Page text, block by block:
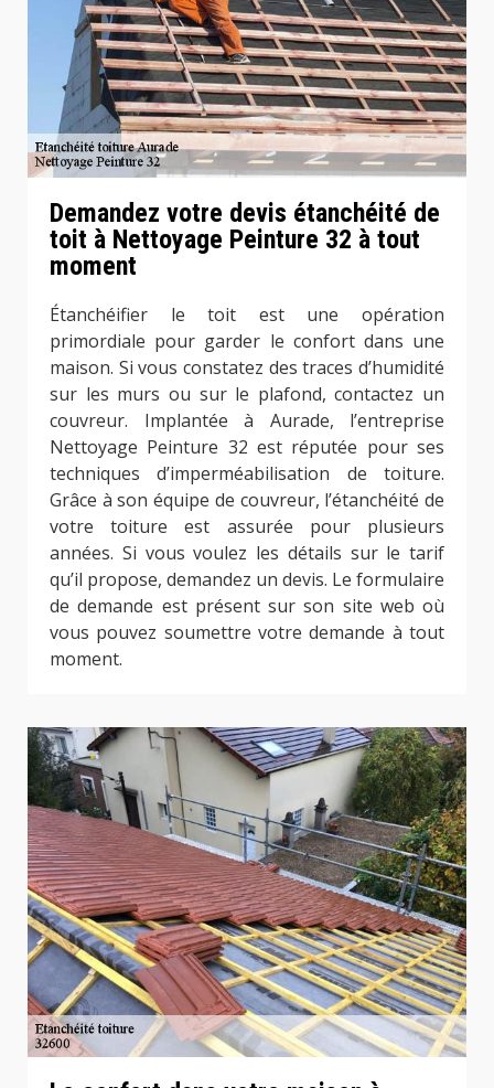
Demandez votre devis étanchéité de
toit à Nettoyage Peinture 32 à tout
moment
Étanchéifier le toit est une opération
primordiale pour garder le confort dans une
maison. Si vous constatez des traces d’humidité
sur les murs ou sur le plafond, contactez un
couvreur. Implantée à Aurade, l’entreprise
Nettoyage Peinture 32 est réputée pour ses
techniques d’imperméabilisation de toiture.
Grâce à son équipe de couvreur, l’étanchéité de
votre toiture est assurée pour plusieurs
années. Si vous voulez les détails sur le tarif
qu’il propose, demandez un devis. Le formulaire
de demande est présent sur son site web où
vous pouvez soumettre votre demande à tout
moment.